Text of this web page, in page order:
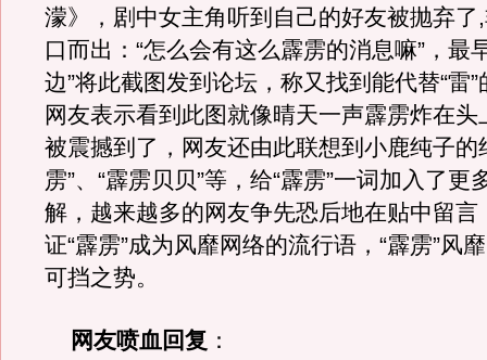
濛》，剧中女主角听到自己的好友被抛弃了
口而出：“怎么会有这么霹雳的消息嘛”，最
边”将此截图发到论坛，称又找到能代替“雷
网友表示看到此图就像晴天一声霹雳炸在头
被震撼到了，网友还由此联想到小鹿纯子的
雳”、“霹雳贝贝”等，给“霹雳”一词加入了更
解，越来越多的网友争先恐后地在贴中留言
证“霹雳”成为风靡网络的流行语，“霹雳”风
可挡之势。
网友喷血回复 ：